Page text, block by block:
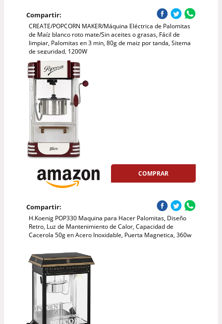
Compartir:
CREATE/POPCORN MAKER/Máquina Eléctrica de Palomitas
de Maíz blanco roto mate/Sin aceites o grasas, Fácil de
limpiar, Palomitas en 3 min, 80g de maiz por tanda, Sitema
de seguridad, 1200W
COMPRAR
Compartir:
H.Koenig POP330 Maquina para Hacer Palomitas, Diseño
Retro, Luz de Mantenimiento de Calor, Capacidad de
Cacerola 50g en Acero Inoxidable, Puerta Magnetica, 360w